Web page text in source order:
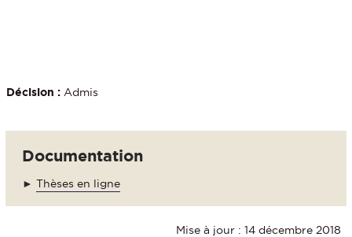
Décision : Admis
Documentation
► Thèses en ligne
Mise à jour : 14 décembre 2018